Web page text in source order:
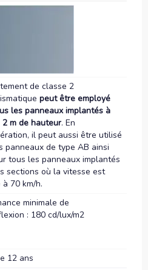
de classe 2
peut être employé
les panneaux implantés à
m de hauteur. En
il peut aussi être utilisé
panneaux de type AB ainsi
tous les panneaux implantés
sections où la vitesse est
70 km/h.
minimale de
: 180 cd/lux/m2
12 ans